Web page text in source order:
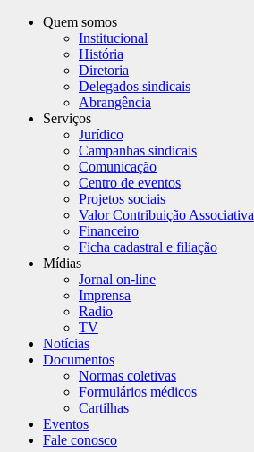
Quem somos
Institucional
História
Diretoria
Delegados sindicais
Abrangência
Serviços
Jurídico
Campanhas sindicais
Comunicação
Centro de eventos
Projetos sociais
Valor Contribuição Associativa
Financeiro
Ficha cadastral e filiação
Mídias
Jornal on-line
Imprensa
Radio
TV
Notícias
Documentos
Normas coletivas
Formulários médicos
Cartilhas
Eventos
Fale conosco